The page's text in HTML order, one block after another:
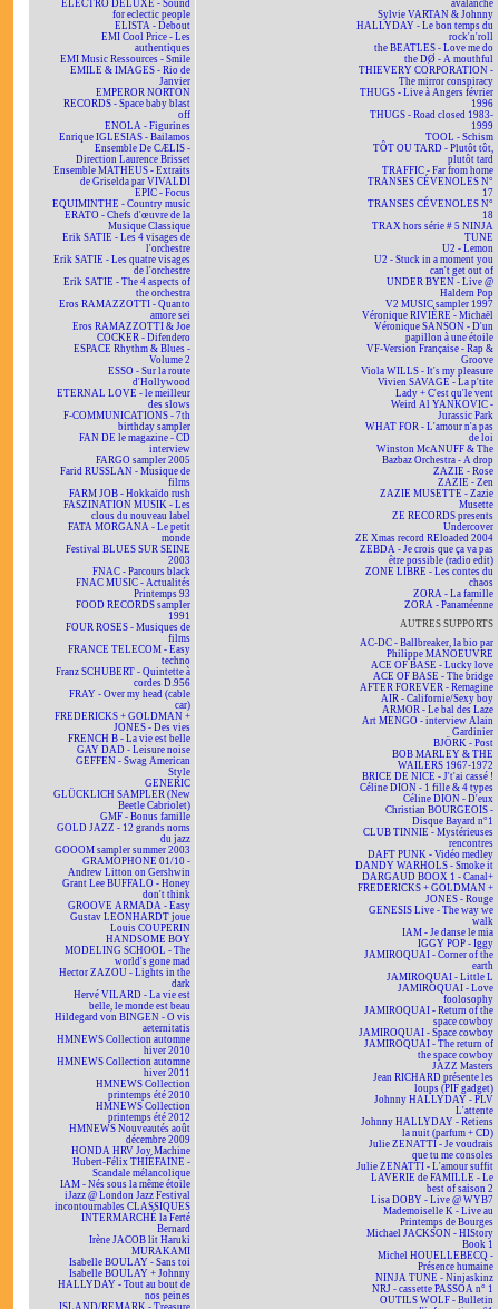
ELECTRO DELUXE - Sound
for eclectic people
ELISTA - Debout
EMI Cool Price - Les
authentiques
EMI Music Ressources - Smile
EMILE & IMAGES - Rio de
Janvier
EMPEROR NORTON
RECORDS - Space baby blast
off
ENOLA - Figurines
Enrique IGLESIAS - Bailamos
Ensemble De CÆLIS -
Direction Laurence Brisset
Ensemble MATHEUS - Extraits
de Griselda par VIVALDI
EPIC - Focus
EQUIMINTHE - Country music
ERATO - Chefs d'œuvre de la
Musique Classique
Erik SATIE - Les 4 visages de
l'orchestre
Erik SATIE - Les quatre visages
de l'orchestre
Erik SATIE - The 4 aspects of
the orchestra
Eros RAMAZZOTTI - Quanto
amore sei
Eros RAMAZZOTTI & Joe
COCKER - Difendero
ESPACE Rhythm & Blues -
Volume 2
ESSO - Sur la route
d'Hollywood
ETERNAL LOVE - le meilleur
des slows
F-COMMUNICATIONS - 7th
birthday sampler
FAN DE le magazine - CD
interview
FARGO sampler 2005
Farid RUSSLAN - Musique de
films
FARM JOB - Hokkaïdo rush
FASZINATION MUSIK - Les
clous du nouveau label
FATA MORGANA - Le petit
monde
Festival BLUES SUR SEINE
2003
FNAC - Parcours black
FNAC MUSIC - Actualités
Printemps 93
FOOD RECORDS sampler
1991
FOUR ROSES - Musiques de
films
FRANCE TELECOM - Easy
techno
Franz SCHUBERT - Quintette à
cordes D.956
FRAY - Over my head (cable
car)
FREDERICKS + GOLDMAN +
JONES - Des vies
FRENCH B - La vie est belle
GAY DAD - Leisure noise
GEFFEN - Swag American
Style
GENERIC
GLÜCKLICH SAMPLER (New
Beetle Cabriolet)
GMF - Bonus famille
GOLD JAZZ - 12 grands noms
du jazz
GOOOM sampler summer 2003
GRAMOPHONE 01/10 -
Andrew Litton on Gershwin
Grant Lee BUFFALO - Honey
don't think
GROOVE ARMADA - Easy
Gustav LEONHARDT joue
Louis COUPERIN
HANDSOME BOY
MODELING SCHOOL - The
world's gone mad
Hector ZAZOU - Lights in the
dark
Hervé VILARD - La vie est
belle, le monde est beau
Hildegard von BINGEN - O vis
aeternitatis
HMNEWS Collection automne
hiver 2010
HMNEWS Collection automne
hiver 2011
HMNEWS Collection
printemps été 2010
HMNEWS Collection
printemps été 2012
HMNEWS Nouveautés août
décembre 2009
HONDA HRV Joy Machine
Hubert-Félix THIÉFAINE -
Scandale mélancolique
IAM - Nés sous la même étoile
iJazz @ London Jazz Festival
incontournables CLASSIQUES
INTERMARCHÉ la Ferté
Bernard
Irène JACOB lit Haruki
MURAKAMI
Isabelle BOULAY - Sans toi
Isabelle BOULAY + Johnny
HALLYDAY - Tout au bout de
nos peines
ISLAND/REMARK - Treasure
avalanche
Sylvie VARTAN & Johnny
HALLYDAY - Le bon temps du
rock'n'roll
the BEATLES - Love me do
the DØ - A mouthful
THIEVERY CORPORATION -
The mirror conspiracy
THUGS - Live à Angers février
1996
THUGS - Road closed 1983-
1999
TOOL - Schism
TÔT OU TARD - Plutôt tôt,
plutôt tard
TRAFFIC - Far from home
TRANSES CÉVENOLES N°
17
TRANSES CÉVENOLES N°
18
TRAX hors série # 5 NINJA
TUNE
U2 - Lemon
U2 - Stuck in a moment you
can't get out of
UNDER BYEN - Live @
Haldern Pop
V2 MUSIC sampler 1997
Véronique RIVIÈRE - Michaël
Véronique SANSON - D'un
papillon à une étoile
VF-Version Française - Rap &
Groove
Viola WILLS - It's my pleasure
Vivien SAVAGE - La p'tite
Lady + C'est qu'le vent
Weird Al YANKOVIC -
Jurassic Park
WHAT FOR - L'amour n'a pas
de loi
Winston McANUFF & The
Bazbaz Orchestra - A drop
ZAZIE - Rose
ZAZIE - Zen
ZAZIE MUSETTE - Zazie
Musette
ZE RECORDS presents
Undercover
ZE Xmas record REloaded 2004
ZEBDA - Je crois que ça va pas
être possible (radio edit)
ZONE LIBRE - Les contes du
chaos
ZORA - La famille
ZORA - Panaméenne
AUTRES SUPPORTS
AC-DC - Ballbreaker, la bio par
Philippe MANOEUVRE
ACE OF BASE - Lucky love
ACE OF BASE - The bridge
AFTER FOREVER - Remagine
AIR - Californie/Sexy boy
ARMOR - Le bal des Laze
Art MENGO - interview Alain
Gardinier
BJÖRK - Post
BOB MARLEY & THE
WAILERS 1967-1972
BRICE DE NICE - J't'ai cassé !
Céline DION - 1 fille & 4 types
Céline DION - D'eux
Christian BOURGEOIS -
Disque Bayard n°1
CLUB TINNIE - Mystérieuses
rencontres
DAFT PUNK - Vidéo medley
DANDY WARHOLS - Smoke it
DARGAUD BOOX 1 - Canal+
FREDERICKS + GOLDMAN +
JONES - Rouge
GENESIS Live - The way we
walk
IAM - Je danse le mia
IGGY POP - Iggy
JAMIROQUAI - Corner of the
earth
JAMIROQUAI - Little L
JAMIROQUAI - Love
foolosophy
JAMIROQUAI - Return of the
space cowboy
JAMIROQUAI - Space cowboy
JAMIROQUAI - The return of
the space cowboy
JAZZ Masters
Jean RICHARD présente les
loups (PIF gadget)
Johnny HALLYDAY - PLV
L'attente
Johnny HALLYDAY - Retiens
la nuit (parfum + CD)
Julie ZENATTI - Je voudrais
que tu me consoles
Julie ZENATTI - L'amour suffit
LAVERIE de FAMILLE - Le
best of saison 2
Lisa DOBY - Live @ WYB7
Mademoiselle K - Live au
Printemps de Bourges
Michael JACKSON - HIStory
Book 1
Michel HOUELLEBECQ -
Présence humaine
NINJA TUNE - Ninjaskinz
NRJ - cassette PASSOA n° 1
OUTILS WOLF - Bulletin